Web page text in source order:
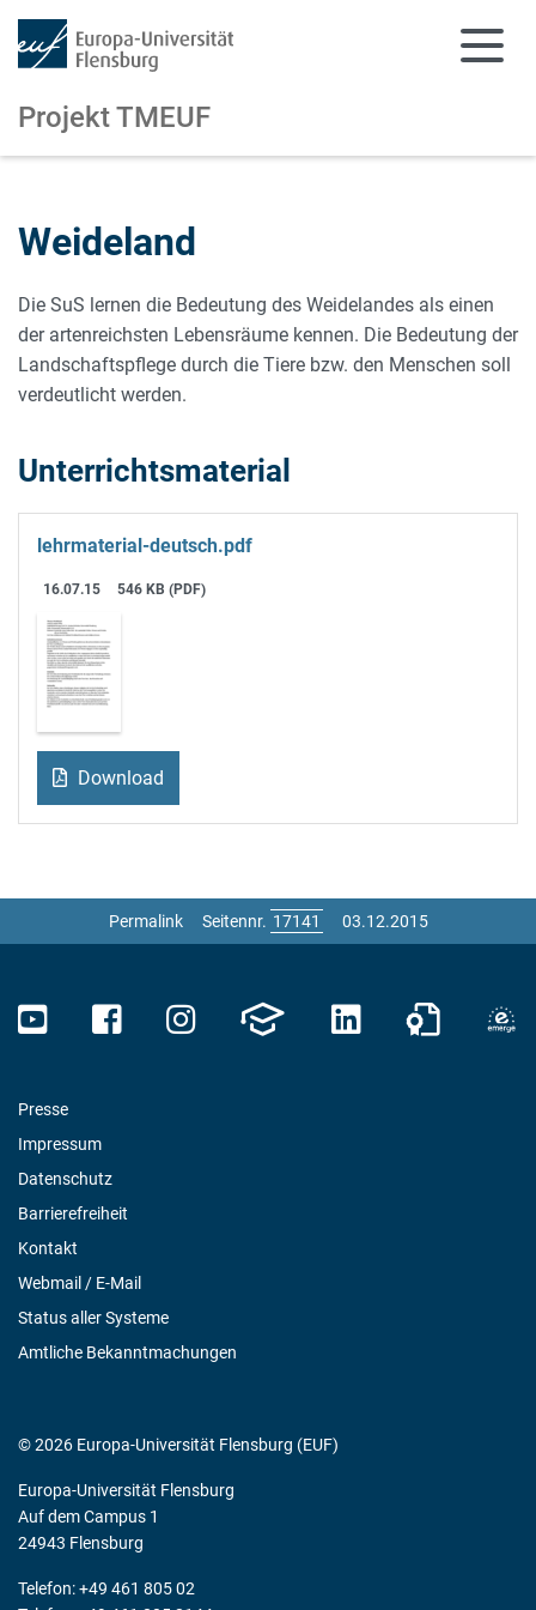
Projekt TMEUF
Weideland
Die SuS lernen die Bedeutung des Weidelandes als einen
der artenreichsten Lebensräume kennen. Die Bedeutung der
Landschaftspflege durch die Tiere bzw. den Menschen soll
verdeutlicht werden.
Unterrichtsmaterial
lehrmaterial-deutsch.pdf
16.07.15 546 KB (PDF)
Download
Permalink Seitennr. 03.12.2015
Presse
Impressum
Datenschutz
Barrierefreiheit
Kontakt
Webmail / E-Mail
Status aller Systeme
Amtliche Bekanntmachungen
© 2026 Europa-Universität Flensburg (EUF)
Europa-Universität Flensburg
Auf dem Campus 1
24943 Flensburg
Telefon: +49 461 805 02